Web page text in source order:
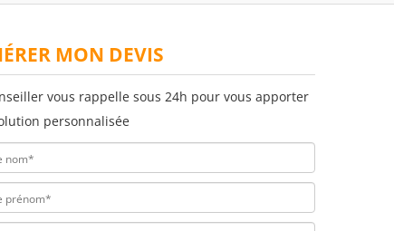
MON DEVIS
vous rappelle sous 24h pour vous apporter
personnalisée